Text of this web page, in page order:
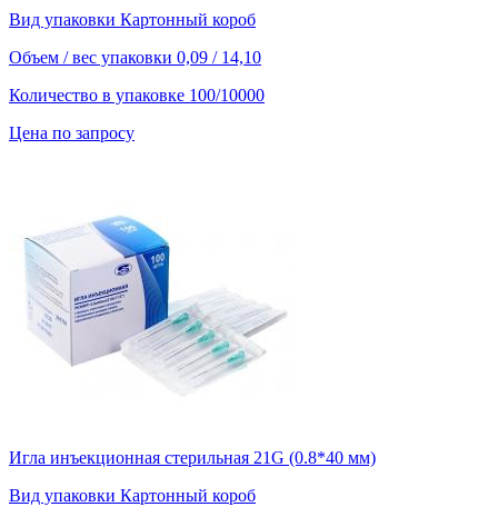
Вид упаковки Картонный короб
Объем / вес упаковки 0,09 / 14,10
Количество в упаковке 100/10000
Цена по запросу
Игла инъекционная стерильная 21G (0.8*40 мм)
Вид упаковки Картонный короб